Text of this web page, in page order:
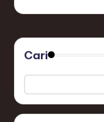
Cari